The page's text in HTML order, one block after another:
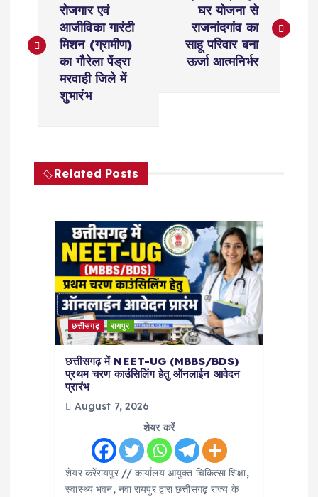
s
a
v
रोजगार एवं
आजीविका गारंटी
मिशन (ग्रामीण)
का गौरेला पेंड्रा
मरवाही जिले में
शुभारंभ
घर योजना से
राजनांदगांव का
साहू परिवार बना
ऊर्जा आत्मनिर्भर
Related Posts
छत्तीसगढ़ रायपुर
छत्तीसगढ़ में NEET-UG (MBBS/BDS)
प्रथम चरण काउंसिलिंग हेतु ऑनलाईन आवेदन
प्रारंभ
August 7, 2026
शेयर करें
शेयर करेंरायपुर // कार्यालय आयुक्त चिकित्सा शिक्षा,
स्वास्थ्य भवन, नवा रायपुर द्वारा छत्तीसगढ़ राज्य के